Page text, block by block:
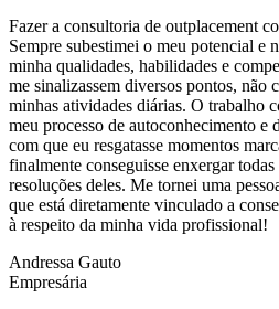
Fazer a consultoria de outplacement
Sempre subestimei o meu potencial e
minha qualidades, habilidades e
me sinalizassem diversos pontos, não
minhas atividades diárias. O trabalho
meu processo de autoconhecimento e
com que eu resgatasse momentos
finalmente conseguisse enxergar
resoluções deles. Me tornei uma
que está diretamente vinculado a
à respeito da minha vida profissional!
Andressa Gauto
Empresária